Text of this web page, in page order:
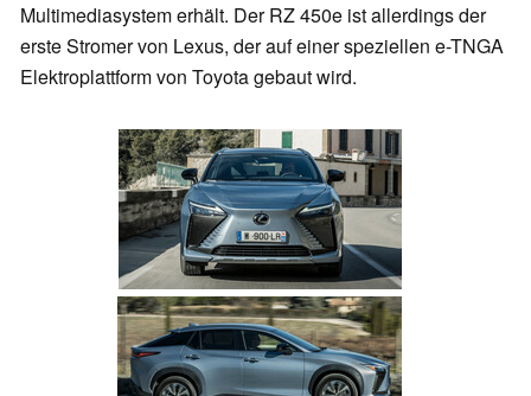
Multimediasystem erhält. Der RZ 450e ist allerdings der
erste Stromer von Lexus, der auf einer speziellen e-TNGA
Elektroplattform von Toyota gebaut wird.